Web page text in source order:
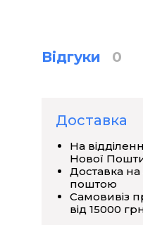
Відгуки 0
Доставка
На
Нової
Доставка
поштою
Самовивіз
від 15000